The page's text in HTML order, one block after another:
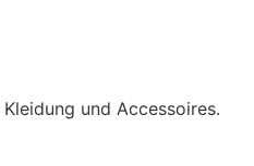
und Accessoires.